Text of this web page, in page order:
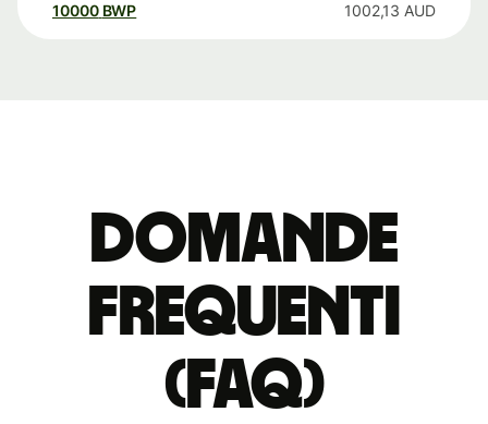
10000 BWP 1002,13 AUD
Domande
Frequenti
(FAQ)